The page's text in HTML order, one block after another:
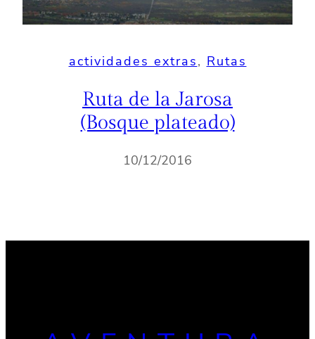
actividades extras, Rutas
Ruta de la Jarosa
(Bosque plateado)
10/12/2016